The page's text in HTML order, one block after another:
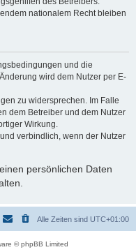
nationalem Recht bleiben
und die
wird dem Nutzer per E-
zu widersprechen. Im Falle
dem Betreiber und dem Nutzer
Wirkung.
verbindlich, wenn der Nutzer
persönlichen Daten
Alle Zeiten sind UTC+01:00
© phpBB Limited